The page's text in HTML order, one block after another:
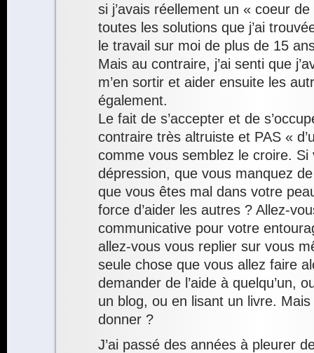
si j’avais réellement un « coeur
toutes les solutions que j’ai
le travail sur moi de plus de 15
Mais au contraire, j’ai senti que
m’en sortir et aider ensuite les
également.
Le fait de s’accepter et de
contraire très altruiste et PAS «
comme vous semblez le croire. Si
dépression, que vous manquez
que vous êtes mal dans votre
force d’aider les autres ? Allez-
communicative pour votre
allez-vous vous replier sur vous
seule chose que vous allez faire
demander de l’aide à quelqu’un,
un blog, ou en lisant un livre.
donner ?
J’ai passé des années à pleurer